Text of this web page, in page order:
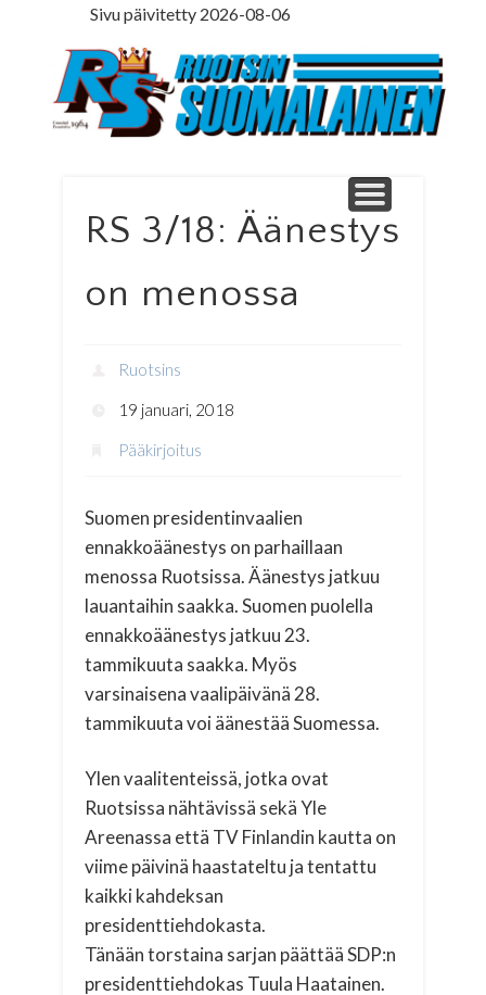
Sivu päivitetty 2026-08-06
ETUSIVU
PÄÄKIRJOITUS
MINNE MENNÄ
ILMOITUSOSASTO
LEHTITILAUS
NETTILEHTI
LEDARE PÅ SVENSKA
YHTEYSTIEDOT
RS 3/18: Äänestys
on menossa
Ruotsins
19 januari, 2018
Pääkirjoitus
Suomen presidentinvaalien
ennakkoäänestys on parhaillaan
menossa Ruotsissa. Äänestys jatkuu
lauantaihin saakka. Suomen puolella
ennakkoäänestys jatkuu 23.
tammikuuta saakka. Myös
varsinaisena vaalipäivänä 28.
tammikuuta voi äänestää Suomessa.
Ylen vaalitenteissä, jotka ovat
Ruotsissa nähtävissä sekä Yle
Areenassa että TV Finlandin kautta on
viime päivinä haastateltu ja tentattu
kaikki kahdeksan
presidenttiehdokasta.
Tänään torstaina sarjan päättää SDP:n
presidenttiehdokas Tuula Haatainen.